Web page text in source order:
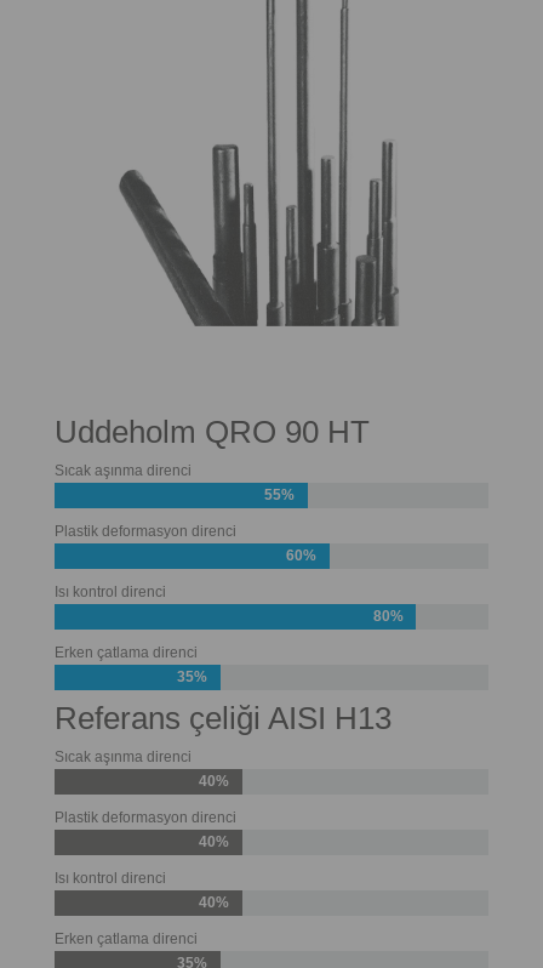
Uddeholm QRO 90 HT
Sıcak aşınma direnci
55%
Plastik deformasyon direnci
60%
Isı kontrol direnci
80%
Erken çatlama direnci
35%
Referans çeliği AISI H13
Sıcak aşınma direnci
40%
Plastik deformasyon direnci
40%
Isı kontrol direnci
40%
Erken çatlama direnci
35%